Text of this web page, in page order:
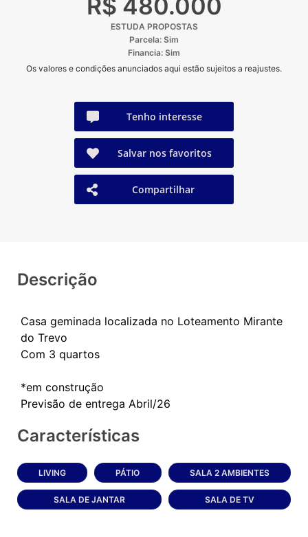
R$ 480.000
ESTUDA PROPOSTAS
Parcela: Sim
Financia: Sim
Os valores e condições anunciados aqui estão sujeitos a reajustes.
Tenho interesse
Salvar nos favoritos
Compartilhar
Descrição
Casa geminada localizada no Loteamento Mirante
do Trevo
Com 3 quartos
*em construção
Características
LIVING PÁTIO SALA 2 AMBIENTES
SALA DE JANTAR SALA DE TV